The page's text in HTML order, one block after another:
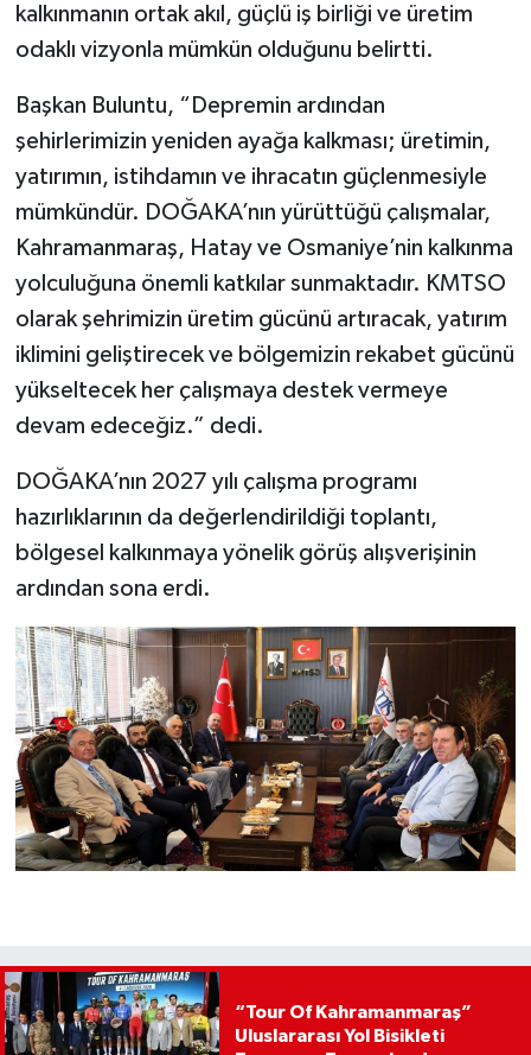
kalkınmanın ortak akıl, güçlü iş birliği ve üretim
odaklı vizyonla mümkün olduğunu belirtti.
Başkan Buluntu, “Depremin ardından
şehirlerimizin yeniden ayağa kalkması; üretimin,
yatırımın, istihdamın ve ihracatın güçlenmesiyle
mümkündür. DOĞAKA’nın yürüttüğü çalışmalar,
Kahramanmaraş, Hatay ve Osmaniye’nin kalkınma
yolculuğuna önemli katkılar sunmaktadır. KMTSO
olarak şehrimizin üretim gücünü artıracak, yatırım
iklimini geliştirecek ve bölgemizin rekabet gücünü
yükseltecek her çalışmaya destek vermeye
devam edeceğiz.” dedi.
DOĞAKA’nın 2027 yılı çalışma programı
hazırlıklarının da değerlendirildiği toplantı,
bölgesel kalkınmaya yönelik görüş alışverişinin
ardından sona erdi.
“Tour Of Kahramanmaraş”
Uluslararası Yol Bisikleti